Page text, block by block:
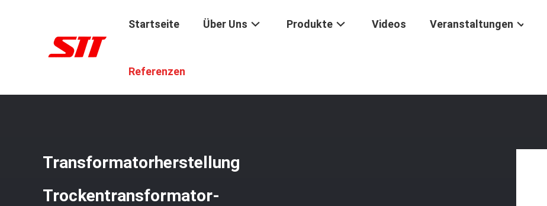
Startseite Über Uns Produkte Videos Veranstaltungen
Referenzen
Transformatorherstellung
Trockentransformator-